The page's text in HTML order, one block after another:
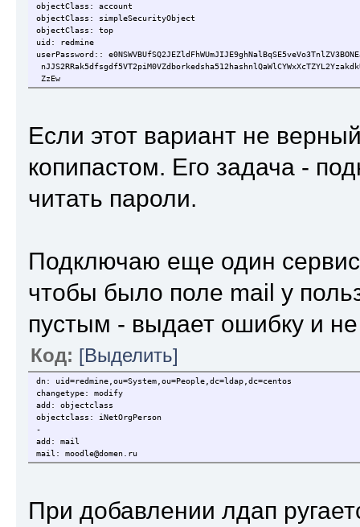
objectClass: account
objectClass: simpleSecurityObject
objectClass: top
uid: redmine
userPassword::
ZzEw
Если этот вариант не
копипастом. Его задача -
читать пароли.
Подключаю еще один
чтобы было поле mail у
пустым - выдает ошибку и
Код: [Выделить]
dn: uid=redmine,ou=System,ou=People,dc=ldap,dc=centos
changetype: modify
add: objectclass
objectclass: iNetOrgPerson
-
add: mail
mail: moodle@domen.ru
При добавлении лдап